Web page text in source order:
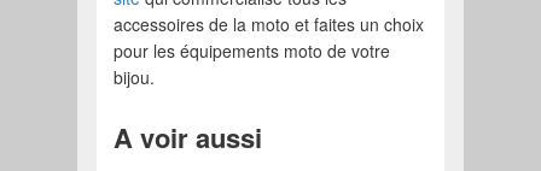
accessoires de la moto et faites un choix
pour les équipements moto de votre
bijou.
A voir aussi